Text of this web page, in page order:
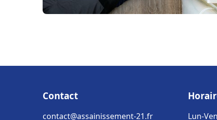
Contact
contact@assainissement-21.fr Lun-